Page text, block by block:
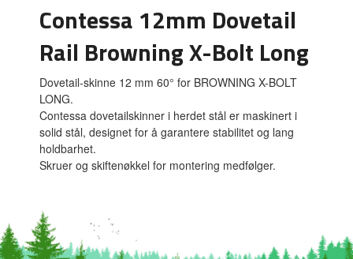
Contessa 12mm Dovetail
Rail Browning X-Bolt Long
Dovetail-skinne 12 mm 60° for BROWNING X-BOLT
LONG.
Contessa dovetailskinner i herdet stål er maskinert i
solid stål, designet for å garantere stabilitet og lang
holdbarhet.
Skruer og skiftenøkkel for montering medfølger.